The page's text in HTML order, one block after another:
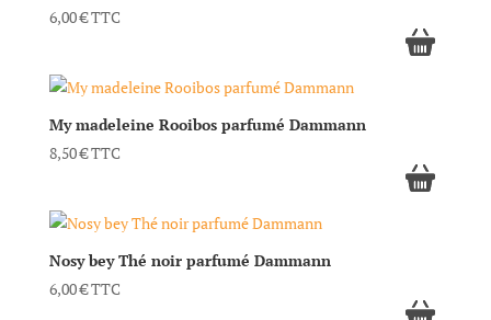
6,00€TTC
My madeleine Rooibos parfumé Dammann
8,50€TTC
Nosy bey Thé noir parfumé Dammann
6,00€TTC